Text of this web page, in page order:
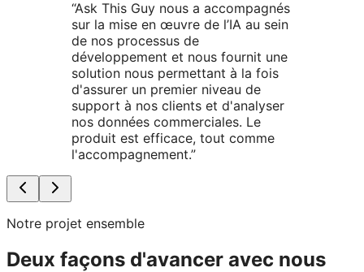
“Ask This Guy nous a accompagnés
sur la mise en œuvre de l’IA au sein
de nos processus de
développement et nous fournit une
solution nous permettant à la fois
d'assurer un premier niveau de
support à nos clients et d'analyser
nos données commerciales. Le
produit est efficace, tout comme
l'accompagnement.”
Notre projet ensemble
Deux façons d'avancer avec nous